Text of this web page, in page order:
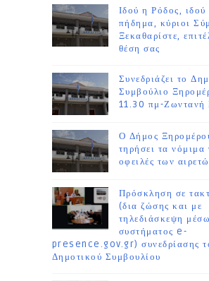
Ιδού η Ρόδος, ιδού
πήδημα, κύριοι
Ξεκαθαρίστε,
θέση σας
Συνεδριάζει το
Συμβούλιο
11.30 πμ-Ζωντανή
Ο Δήμος
τηρήσει τα νόμιμα
οφειλές των
Πρόσκληση σε
(δια ζώσης και με
τηλεδιάσκεψη
συστήματος e-
presence.gov.gr) συνεδρίασης
Δημοτικού Συμβουλίου